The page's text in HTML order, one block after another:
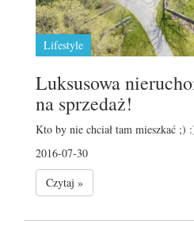
Lifestyle
Luksusowa
na sprzedaż!
Kto by nie chciał tam mieszkać ;)
2016-07-30
Czytaj »